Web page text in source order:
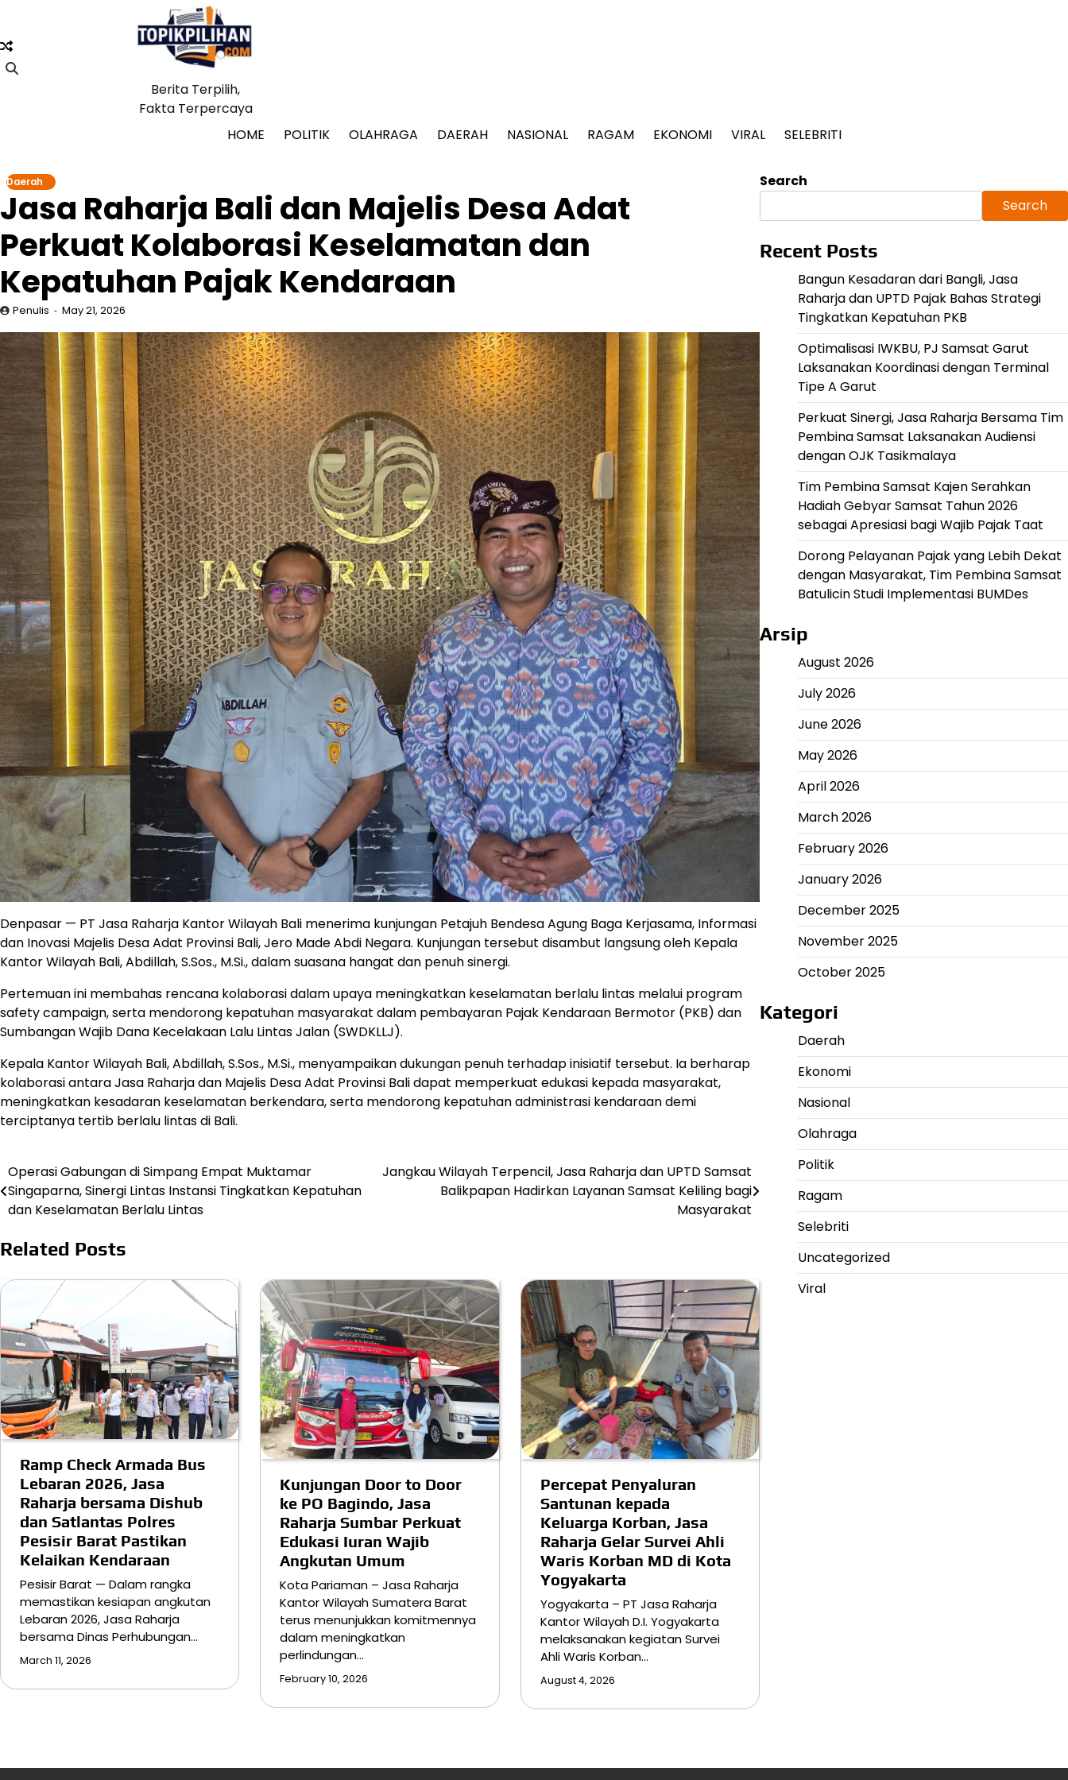
content
Berita Terpilih,
Fakta Terpercaya
HOME
POLITIK OLAHRAGA DAERAH NASIONAL RAGAM EKONOMI VIRAL SELEBRITI
Daerah
Jasa Raharja Bali dan Majelis Desa Adat
Perkuat Kolaborasi Keselamatan dan
Kepatuhan Pajak Kendaraan
Penulis May 21, 2026
Denpasar — PT Jasa Raharja Kantor Wilayah Bali menerima kunjungan Petajuh Bendesa Agung Baga Kerjasama, Informasi
dan Inovasi Majelis Desa Adat Provinsi Bali, Jero Made Abdi Negara. Kunjungan tersebut disambut langsung oleh Kepala
Kantor Wilayah Bali, Abdillah, S.Sos., M.Si., dalam suasana hangat dan penuh sinergi.
Pertemuan ini membahas rencana kolaborasi dalam upaya meningkatkan keselamatan berlalu lintas melalui program
safety campaign, serta mendorong kepatuhan masyarakat dalam pembayaran Pajak Kendaraan Bermotor (PKB) dan
Sumbangan Wajib Dana Kecelakaan Lalu Lintas Jalan (SWDKLLJ).
Kepala Kantor Wilayah Bali, Abdillah, S.Sos., M.Si., menyampaikan dukungan penuh terhadap inisiatif tersebut. Ia berharap
kolaborasi antara Jasa Raharja dan Majelis Desa Adat Provinsi Bali dapat memperkuat edukasi kepada masyarakat,
meningkatkan kesadaran keselamatan berkendara, serta mendorong kepatuhan administrasi kendaraan demi
terciptanya tertib berlalu lintas di Bali.
Post
navigation
Operasi Gabungan di Simpang Empat Muktamar
Singaparna, Sinergi Lintas Instansi Tingkatkan Kepatuhan
dan Keselamatan Berlalu Lintas
Jangkau Wilayah Terpencil, Jasa Raharja dan UPTD Samsat
Balikpapan Hadirkan Layanan Samsat Keliling bagi
Masyarakat
Related Posts
Ramp Check Armada Bus
Lebaran 2026, Jasa
Raharja bersama Dishub
dan Satlantas Polres
Pesisir Barat Pastikan
Kelaikan Kendaraan
Pesisir Barat — Dalam rangka
memastikan kesiapan angkutan
Lebaran 2026, Jasa Raharja
bersama Dinas Perhubungan…
March 11, 2026
Kunjungan Door to Door
ke PO Bagindo, Jasa
Raharja Sumbar Perkuat
Edukasi Iuran Wajib
Angkutan Umum
Kota Pariaman – Jasa Raharja
Kantor Wilayah Sumatera Barat
terus menunjukkan komitmennya
dalam meningkatkan
perlindungan…
February 10, 2026
Percepat Penyaluran
Santunan kepada
Keluarga Korban, Jasa
Raharja Gelar Survei Ahli
Waris Korban MD di Kota
Yogyakarta
Yogyakarta – PT Jasa Raharja
Kantor Wilayah D.I. Yogyakarta
melaksanakan kegiatan Survei
Ahli Waris Korban…
August 4, 2026
Search
Search
Recent Posts
Bangun Kesadaran dari Bangli, Jasa
Raharja dan UPTD Pajak Bahas Strategi
Tingkatkan Kepatuhan PKB
Optimalisasi IWKBU, PJ Samsat Garut
Laksanakan Koordinasi dengan Terminal
Tipe A Garut
Perkuat Sinergi, Jasa Raharja Bersama Tim
Pembina Samsat Laksanakan Audiensi
dengan OJK Tasikmalaya
Tim Pembina Samsat Kajen Serahkan
Hadiah Gebyar Samsat Tahun 2026
sebagai Apresiasi bagi Wajib Pajak Taat
Dorong Pelayanan Pajak yang Lebih Dekat
dengan Masyarakat, Tim Pembina Samsat
Batulicin Studi Implementasi BUMDes
Arsip
August 2026
July 2026
June 2026
May 2026
April 2026
March 2026
February 2026
January 2026
December 2025
November 2025
October 2025
Kategori
Daerah
Ekonomi
Nasional
Olahraga
Politik
Ragam
Selebriti
Uncategorized
Viral